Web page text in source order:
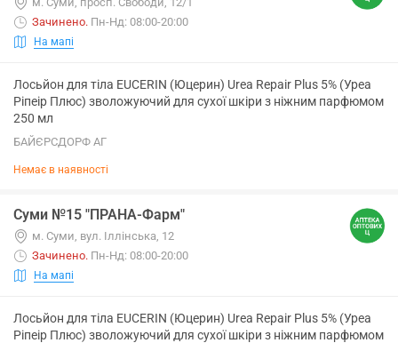
Зачинено. Пн-Нд: 08:00-20:00
На мапі
Лосьйон для тіла EUCERIN (Юцерин) Urea Repair Plus 5% (Уреа
Ріпеір Плюс) зволожуючий для сухої шкіри з ніжним парфюмом
250 мл
БАЙЄРСДОРФ АГ
Немає в наявності
Суми №15 "ПРАНА-Фарм"
м. Суми, вул. Іллінська, 12
Зачинено. Пн-Нд: 08:00-20:00
На мапі
Лосьйон для тіла EUCERIN (Юцерин) Urea Repair Plus 5% (Уреа
Ріпеір Плюс) зволожуючий для сухої шкіри з ніжним парфюмом